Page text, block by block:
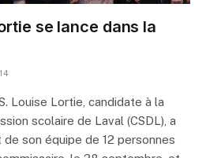
se lance dans la
Louise Lortie, candidate à la
scolaire de Laval (CSDL), a
son équipe de 12 personnes